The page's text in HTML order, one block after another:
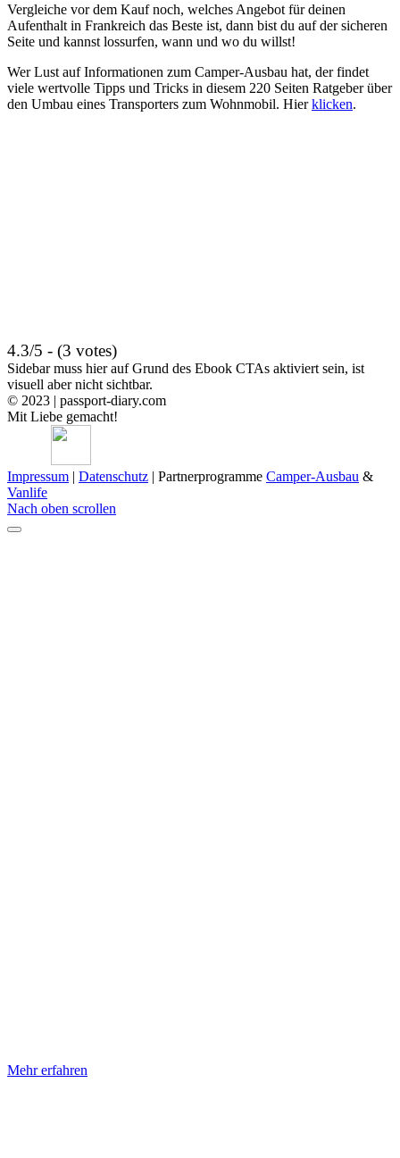
Vergleiche vor dem Kauf noch, welches Angebot für deinen
Aufenthalt in Frankreich das Beste ist, dann bist du auf der sicheren
Seite und kannst lossurfen, wann und wo du willst!
Wer Lust auf Informationen zum Camper-Ausbau hat, der findet
viele wertvolle Tipps und Tricks in diesem 220 Seiten Ratgeber über
den Umbau eines Transporters zum Wohnmobil. Hierklicken.
4.3/5 - (3 votes)
Sidebar muss hier auf Grund des Ebook CTAs aktiviert sein, ist
visuell aber nicht sichtbar.
© 2023 | passport-diary.com
Mit Liebe gemacht!
Impressum | Datenschutz | Partnerprogramme Camper-Ausbau &
Vanlife
Nach oben scrollen
Mehr erfahren